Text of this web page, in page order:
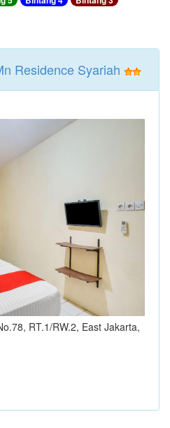
Residence Syariah
RT.1/RW.2, East Jakarta,